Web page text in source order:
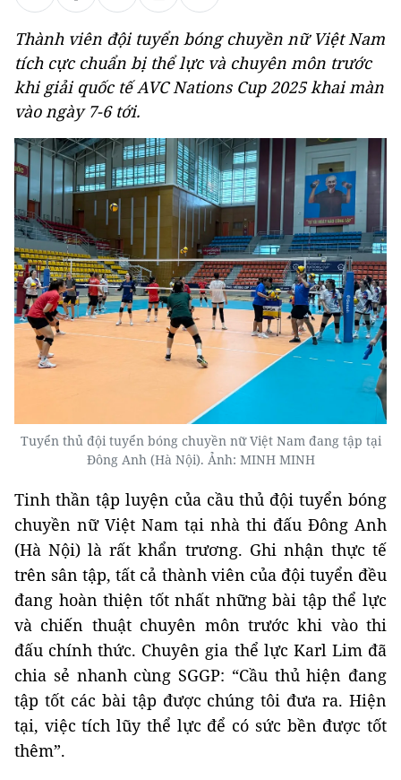
Thành viên đội tuyển bóng chuyền nữ Việt Nam
tích cực chuẩn bị thể lực và chuyên môn trước
khi giải quốc tế AVC Nations Cup 2025 khai màn
vào ngày 7-6 tới.
Tuyển thủ đội tuyển bóng chuyền nữ Việt Nam đang tập tại
Đông Anh (Hà Nội). Ảnh: MINH MINH
Tinh thần tập luyện của cầu thủ đội tuyển bóng
chuyền nữ Việt Nam tại nhà thi đấu Đông Anh
(Hà Nội) là rất khẩn trương. Ghi nhận thực tế
trên sân tập, tất cả thành viên của đội tuyển đều
đang hoàn thiện tốt nhất những bài tập thể lực
và chiến thuật chuyên môn trước khi vào thi
đấu chính thức. Chuyên gia thể lực Karl Lim đã
chia sẻ nhanh cùng SGGP: “Cầu thủ hiện đang
tập tốt các bài tập được chúng tôi đưa ra. Hiện
tại, việc tích lũy thể lực để có sức bền được tốt
thêm”.